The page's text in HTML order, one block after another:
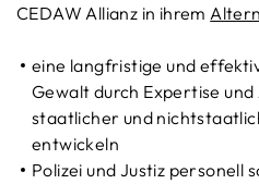
CEDAW Allianz in ihrem
eine langfristige und
Gewalt durch Expertise
staatlicher und
entwickeln
Polizei und Justiz personell